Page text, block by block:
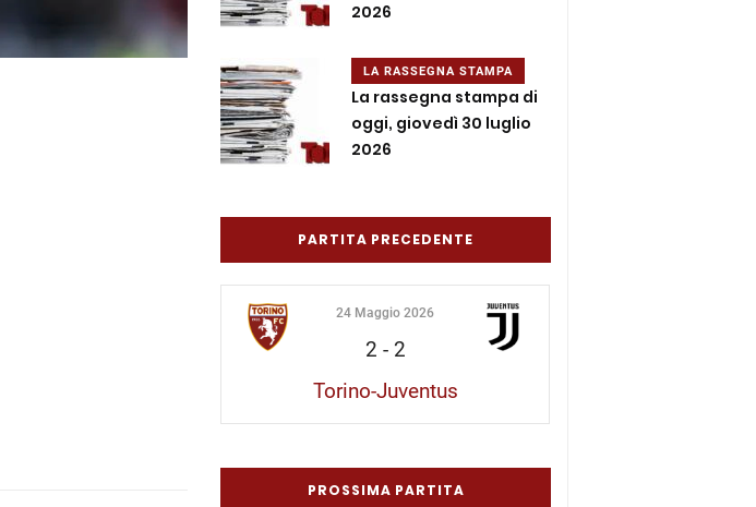
2026
LA RASSEGNA STAMPA
La rassegna stampa di
oggi, giovedì 30 luglio
2026
PARTITA PRECEDENTE
24 Maggio 2026
2 - 2
Torino-Juventus
PROSSIMA PARTITA